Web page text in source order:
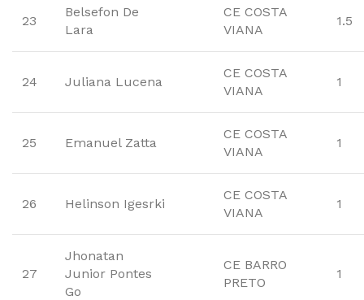
23
Belsefon De
Lara
CE COSTA
VIANA
1.5
24 Juliana Lucena
CE COSTA
VIANA
1
25 Emanuel Zatta
CE COSTA
VIANA
1
26 Helinson Igesrki
CE COSTA
VIANA
1
27
Jhonatan
Junior Pontes
Go
CE BARRO
PRETO
1